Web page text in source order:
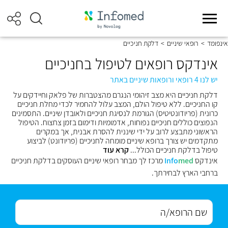
אינפומד > רופאי שיניים > דלקת חניכיים
אינדקס רופאים לטיפול בחניכיים
יש לנו 4 רופאי ורופאות שיניים באתר
דלקת חניכיים היא מצב זיהומי הנגרם מהצטברות של פלאק וחיידקים על
קו החניכיים. ללא טיפול הולם, המצב עלול להחמיר לכדי מחלת חניכיים
כרונית (פריודונטיטיס) הגורמת לנסיגת חניכיים ולאובדן שיניים. התסמינים
הנפוצים כוללים חניכיים נפוחות, אדמומיות ודימום בזמן צחצוח. הטיפול
הראשוני מתבצע לרוב על ידי שיננית להסרת אבנית, אך במקרים
מתקדמים יש צורך ברופא שיניים מומחה לחניכיים (פריודונט) לביצוע
טיפול בדלקת חניכיים הכולל...קרא עוד
אינדקס
Infomed
מרכז לך מבחר רופאי שיניים העוסקים בדלקת חניכיים
ברחבי הארץ לבחירתך.